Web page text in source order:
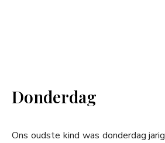
Donderdag
Ons oudste kind was donderdag